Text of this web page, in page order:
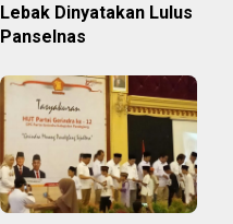
Lebak Dinyatakan Lulus
Panselnas